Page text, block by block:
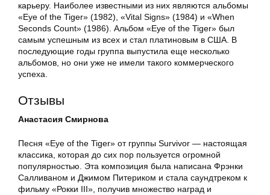
карьеру. Наиболее известными из них являются альбомы
«Eye of the Tiger» (1982), «Vital Signs» (1984) и «When
Seconds Count» (1986). Альбом «Eye of the Tiger» был
самым успешным из всех и стал платиновым в США. В
последующие годы группа выпустила еще несколько
альбомов, но они уже не имели такого коммерческого
успеха.
Отзывы
Анастасия Смирнова
Песня «Eye of the Tiger» от группы Survivor — настоящая
классика, которая до сих пор пользуется огромной
популярностью. Эта композиция была написана Фрэнки
Салливаном и Джимом Питериком и стала саундтреком к
фильму «Рокки III», получив множество наград и